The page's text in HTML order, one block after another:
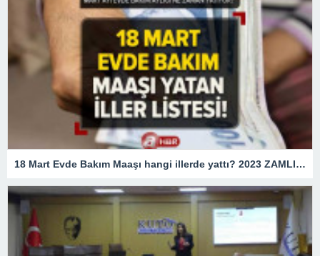
18 Mart Evde Bakım Maaşı hangi illerde yattı? 2023 ZAMLI Evde Bakım Maaşı yatan İLLER LİSTESİ! e-Devlet sorgulama ekranı